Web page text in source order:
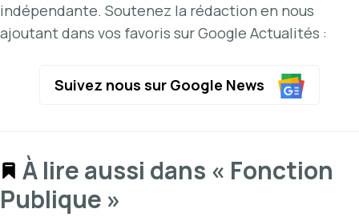
indépendante. Soutenez la rédaction en nous
ajoutant dans vos favoris sur Google Actualités :
Suivez nous sur Google News
À lire aussi dans « Fonction
Publique »